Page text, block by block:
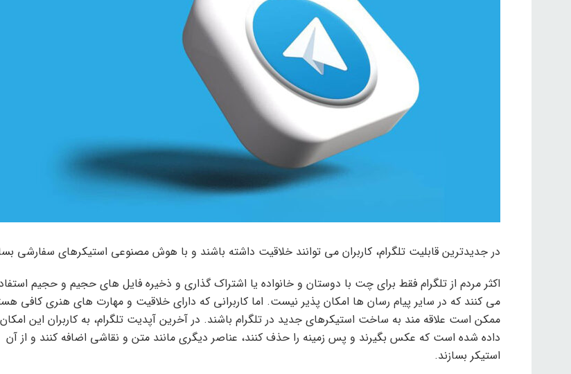
در جدیدترین قابلیت تلگرام، کاربران می توانند خلاقیت داشته باشند و با هوش مصنوعی استیکرهای سفارشی
اکثر مردم از تلگرام فقط برای چت با دوستان و خانواده یا اشتراک گذاری و ذخیره فایل های حجیم و حجیم
می کنند که در سایر پیام رسان ها امکان پذیر نیست. اما کاربرانی که دارای خلاقیت و مهارت های هنری کافی
ممکن است علاقه مند به ساخت استیکرهای جدید در تلگرام باشند. در آخرین آپدیت تلگرام، به کاربران این امکان
داده شده است که عکس بگیرند و پس زمینه را حذف کنند، عناصر دیگری مانند متن و نقاشی اضافه کنند و از آن
استیکر بسازند.